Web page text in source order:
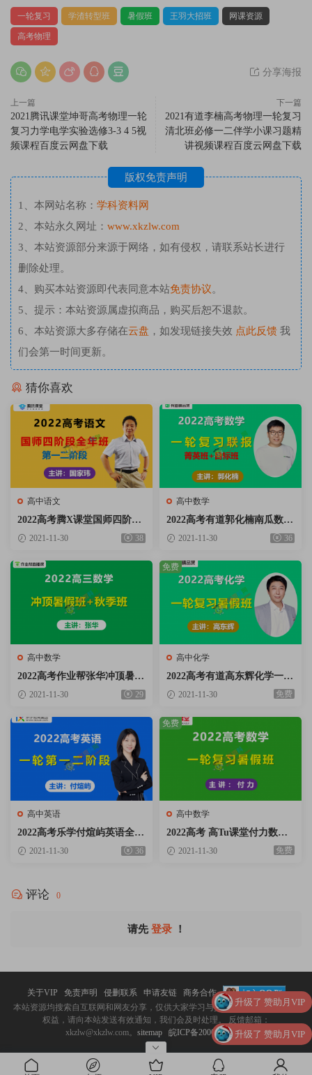
一轮复习 学渣转型班 暑假班 王羽大招班 网课资源
高考物理
分享海报
上一篇
2021腾讯课堂坤哥高考物理一轮
复习力学电学实验选修3-3 4 5视
频课程百度云网盘下载
下一篇
2021有道李楠高考物理一轮复习
清北班必修一二伴学小课习题精
讲视频课程百度云网盘下载
版权免责声明
1、本网站名称： 学科资料网
2、本站永久网址： www.xkzlw.com
3、本站资源部分来源于网络，如有侵权，请联系站长进行
删除处理。
4、购买本站资源即代表同意本站免责协议。
5、提示：本站资源属虚拟商品，购买后恕不退款。
6、本站资源大多存储在云盘 ，如发现链接失效 点此反馈 我
们会第一时间更新。
猜你喜欢
高中语文
2022高考腾X课堂国师四阶段
全年班国家玮语文第一二阶段
盘下载
2021-11-30 38
高中数学
2022高考有道郭化楠南瓜数学
一轮复习联报目标班+菁英班
下载
2021-11-30 36
高中数学
2022高考作业帮张华冲顶暑假
班+秋季班视频课程含讲义笔
2021-11-30 29
高中化学
2022高考有道高东辉化学一轮
复习目标班暑假班视频课程百
2021-11-30 免费
免费
高中英语
2022高考乐学付煊屿英语全程
班第一二阶段视频课程含讲义
2021-11-30 36
高中数学
2022高考 高Tu课堂付力数学
一轮复习暑假班视频课程含课
2021-11-30 免费
免费
评论 0
请先 登录！
关于VIP 免责声明 侵删联系 申请友链
商务合作
本站资源均搜索自互联网和网友分享，仅供大家学习与交流。 如涉嫌侵犯您的
权益，请向本站发送有效通知，我们会及时处理。 反馈邮箱：
xkzlw@xkzlw.com。 sitemap 皖ICP备20009918号-2
升级了 赞助月VIP
购 [讲义] 周鹏无敌化学讲义全套秘诀视频课配
套周鹏化学讲义Word文档图片式电子版百度
石国鹏历史高中历史系统精讲必修选修全套